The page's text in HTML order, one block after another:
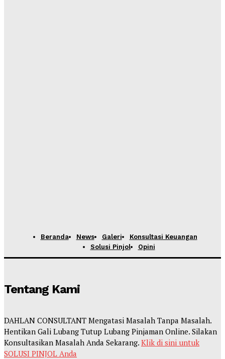
Beranda News Galeri
Konsultasi Keuangan
Solusi Pinjol
Opini
Tentang Kami
DAHLAN CONSULTANT Mengatasi Masalah Tanpa Masalah.
Hentikan Gali Lubang Tutup Lubang Pinjaman Online. Silakan
Konsultasikan Masalah Anda Sekarang. Klik di sini untuk
SOLUSI PINJOL Anda